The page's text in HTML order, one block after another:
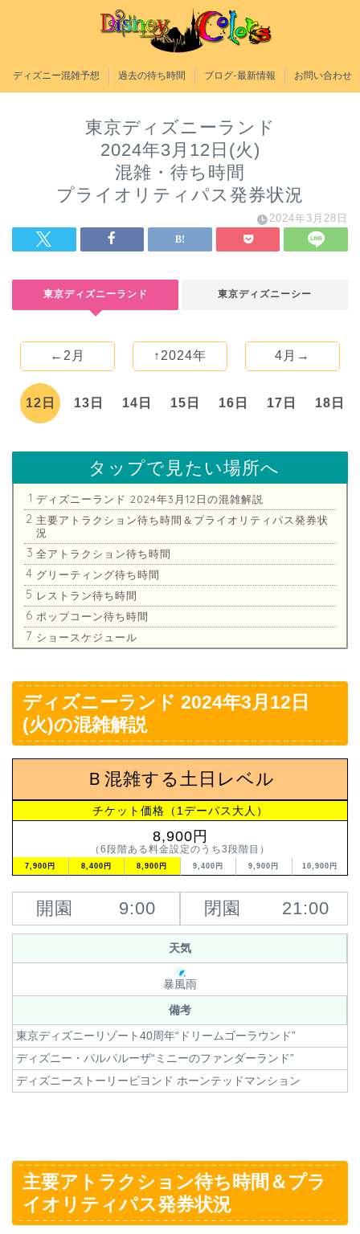
ディズニー混雑予想 過去の待ち時間 ブログ-最新情報 お問い合わせ
東京ディズニーランド
2024年3月12日(火)
混雑・待ち時間
プライオリティパス発券状況
2024年3月28日
東京ディズニーランド 東京ディズニーシー
←2月 ↑2024年 4月→
12日 13日 14日 15日 16日 17日 18日
タップで見たい場所へ
ディズニーランド 2024年3月12日の混雑解説
主要アトラクション待ち時間＆プライオリティパス発券状
況
全アトラクション待ち時間
グリーティング待ち時間
レストラン待ち時間
ポップコーン待ち時間
ショースケジュール
ディズニーランド 2024年3月12日
(火)の混雑解説
Ｂ混雑する土日レベル
チケット価格（1デーパス大人）
8,900円
（6段階ある料金設定のうち3段階目）
7,900円 8,400円 8,900円 9,400円 9,900円 10,900円
開園 9:00 閉園 21:00
天気
暴風雨
備考
東京ディズニーリゾート40周年“ドリームゴーラウンド”
ディズニー・パルパルーザ“ミニーのファンダーランド”
ディズニーストーリービヨンド ホーンテッドマンション
主要アトラクション待ち時間＆プラ
イオリティパス発券状況